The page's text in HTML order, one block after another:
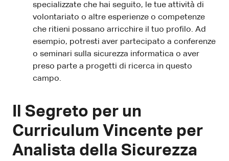
specializzate che hai seguito, le tue attività di
volontariato o altre esperienze o competenze
che ritieni possano arricchire il tuo profilo. Ad
esempio, potresti aver partecipato a conferenze
o seminari sulla sicurezza informatica o aver
preso parte a progetti di ricerca in questo
campo.
Il Segreto per un
Curriculum Vincente per
Analista della Sicurezza